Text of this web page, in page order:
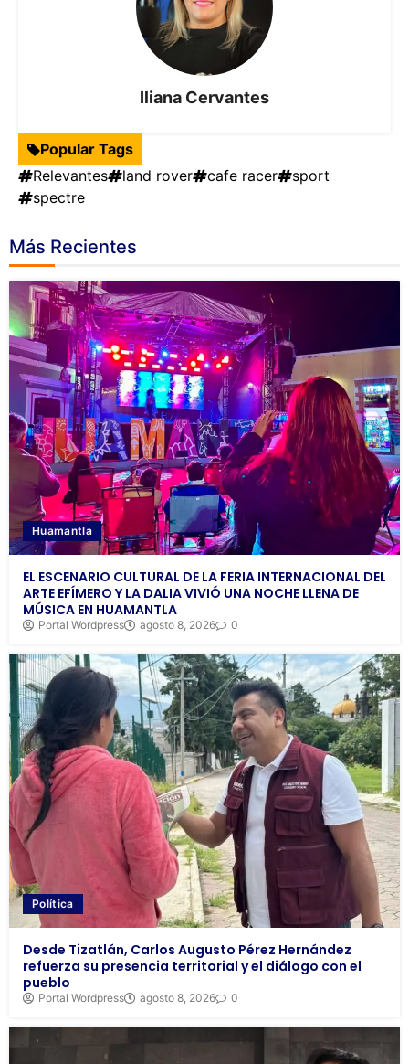
Iliana Cervantes
Popular Tags
Relevantes
land rover cafe racer
sport
spectre
Más Recientes
Huamantla
EL ESCENARIO CULTURAL DE LA FERIA INTERNACIONAL DEL
ARTE EFÍMERO Y LA DALIA VIVIÓ UNA NOCHE LLENA DE
MÚSICA EN HUAMANTLA
Portal Wordpress agosto 8, 2026 0
Política
Desde Tizatlán, Carlos Augusto Pérez Hernández
refuerza su presencia territorial y el diálogo con el
pueblo
Portal Wordpress agosto 8, 2026 0